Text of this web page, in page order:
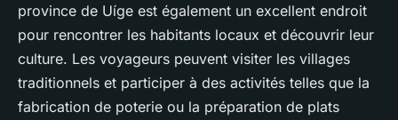
province de Uíge est également un excellent endroit
pour rencontrer les habitants locaux et découvrir leur
culture. Les voyageurs peuvent visiter les villages
traditionnels et participer à des activités telles que la
fabrication de poterie ou la préparation de plats